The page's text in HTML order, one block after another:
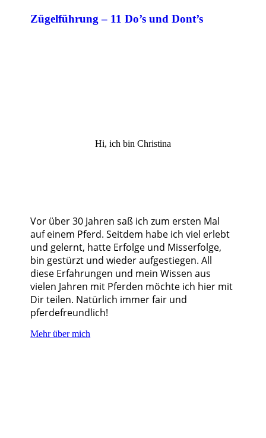
Zügelführung – 11 Do’s und Dont’s
Hi, ich bin Christina
Vor über 30 Jahren saß ich zum ersten Mal
auf einem Pferd. Seitdem habe ich viel erlebt
und gelernt, hatte Erfolge und Misserfolge,
bin gestürzt und wieder aufgestiegen. All
diese Erfahrungen und mein Wissen aus
vielen Jahren mit Pferden möchte ich hier mit
Dir teilen. Natürlich immer fair und
pferdefreundlich!
Mehr über mich